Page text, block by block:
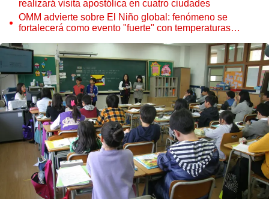
realizará visita apostólica en cuatro ciudades
OMM advierte sobre El Niño global: fenómeno se
fortalecerá como evento "fuerte" con temperaturas